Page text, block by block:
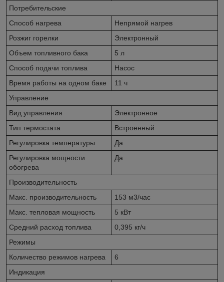
Потребительские
Способ нагрева
Непрямой нагрев
Розжиг горелки
Электронный
Объем топливного бака
5 л
Способ подачи топлива
Насос
Время работы на одном баке
11 ч
Управление
Вид управления
Электронное
Тип термостата
Встроенный
Регулировка температуры
Да
Регулировка мощности
обогрева
Да
Производительность
Макс. производительность
153 м3/час
Макс. тепловая мощность
5 кВт
Средний расход топлива
0,395 кг/ч
Режимы
Количество режимов нагрева
6
Индикация